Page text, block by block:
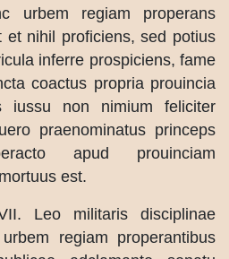
urbem regiam properans
et nihil proficiens, sed potius
inferre prospiciens, fame
coactus propria prouincia
iussu non nimium feliciter
praenominatus princeps
apud prouinciam
est.
Leo militaris disciplinae
regiam properantibus